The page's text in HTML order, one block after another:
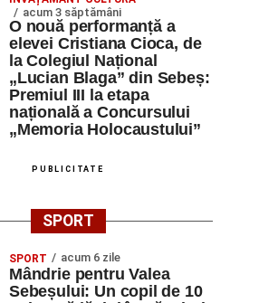
acum 3 săptămâni
O nouă performanță a
elevei Cristiana Cioca, de
la Colegiul Național
„Lucian Blaga” din Sebeș:
Premiul III la etapa
națională a Concursului
„Memoria Holocaustului”
PUBLICITATE
SPORT
SPORT acum 6 zile
Mândrie pentru Valea
Sebeșului: Un copil de 10